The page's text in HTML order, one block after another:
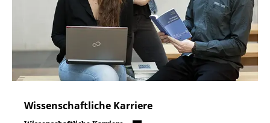
Wissenschaftliche Karriere